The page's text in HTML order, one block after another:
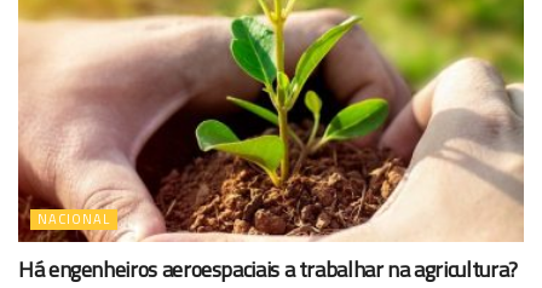
NACIONAL
Há engenheiros aeroespaciais a trabalhar na agricultura?